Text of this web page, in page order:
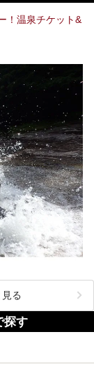
！温泉チケット&
る
探す